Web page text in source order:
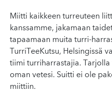
Miitti kaikkeen turreuteen
kanssamme, jakamaan
tapaamaan muita turri-
TurriTeeKutsu, Helsingissä
tiimi turriharrastajia. Tarjolla
oman vetesi. Suitti ei ole
miittiin.